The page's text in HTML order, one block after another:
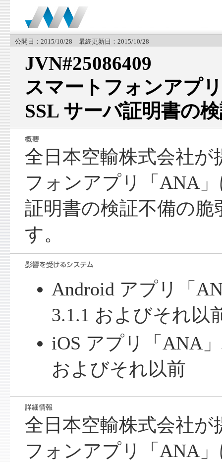
公開日：2015/10/28 最終更新日：2015/10/28
JVN#25086409
スマートフォンアプ
SSL サーバ証明書の
全日本空輸株式会社
フォンアプリ「ANA
証明書の検証不備の脆
す。
Android アプリ「
3.1.1 およびそれ以
iOS アプリ「ANA
およびそれ以前
全日本空輸株式会社
フォンアプリ「ANA